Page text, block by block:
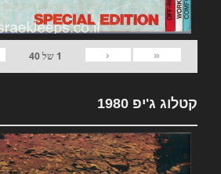
«
‹
1 של40
קטלוג ג'יפ 1980